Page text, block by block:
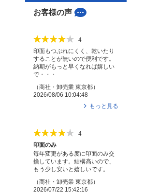
お客様の声
4
印面もつぶれにくく、乾いたり
することが無いので便利です。
納期がもっと早くなれば嬉しい
で・・・
（商社・卸売業 東京都）
2026/08/06 10:04:48
もっと見る
4
印面のみ
毎年変更がある度に印面のみ交
換しています。結構高いので、
もう少し安いと嬉しいです。
（商社・卸売業 東京都）
2026/07/22 15:42:16